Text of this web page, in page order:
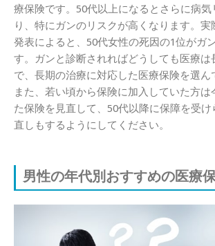
療保険です。50代以上になるとさらに病気
り、特にガンのリスクが高くなります。
発表によると、50代女性の死因の1位がガ
す。ガンと診断されればどうしても医療は
で、長期の治療に対応した医療保険を選ん
また、若い頃から保険に加入していた方は
た保険を見直して、50代以降に保障を受
直しもするようにしてください。
男性の年代別おすすめの医療